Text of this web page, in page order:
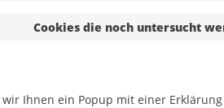
Cookies die noch untersucht
Ihnen ein Popup mit einer Erklärung